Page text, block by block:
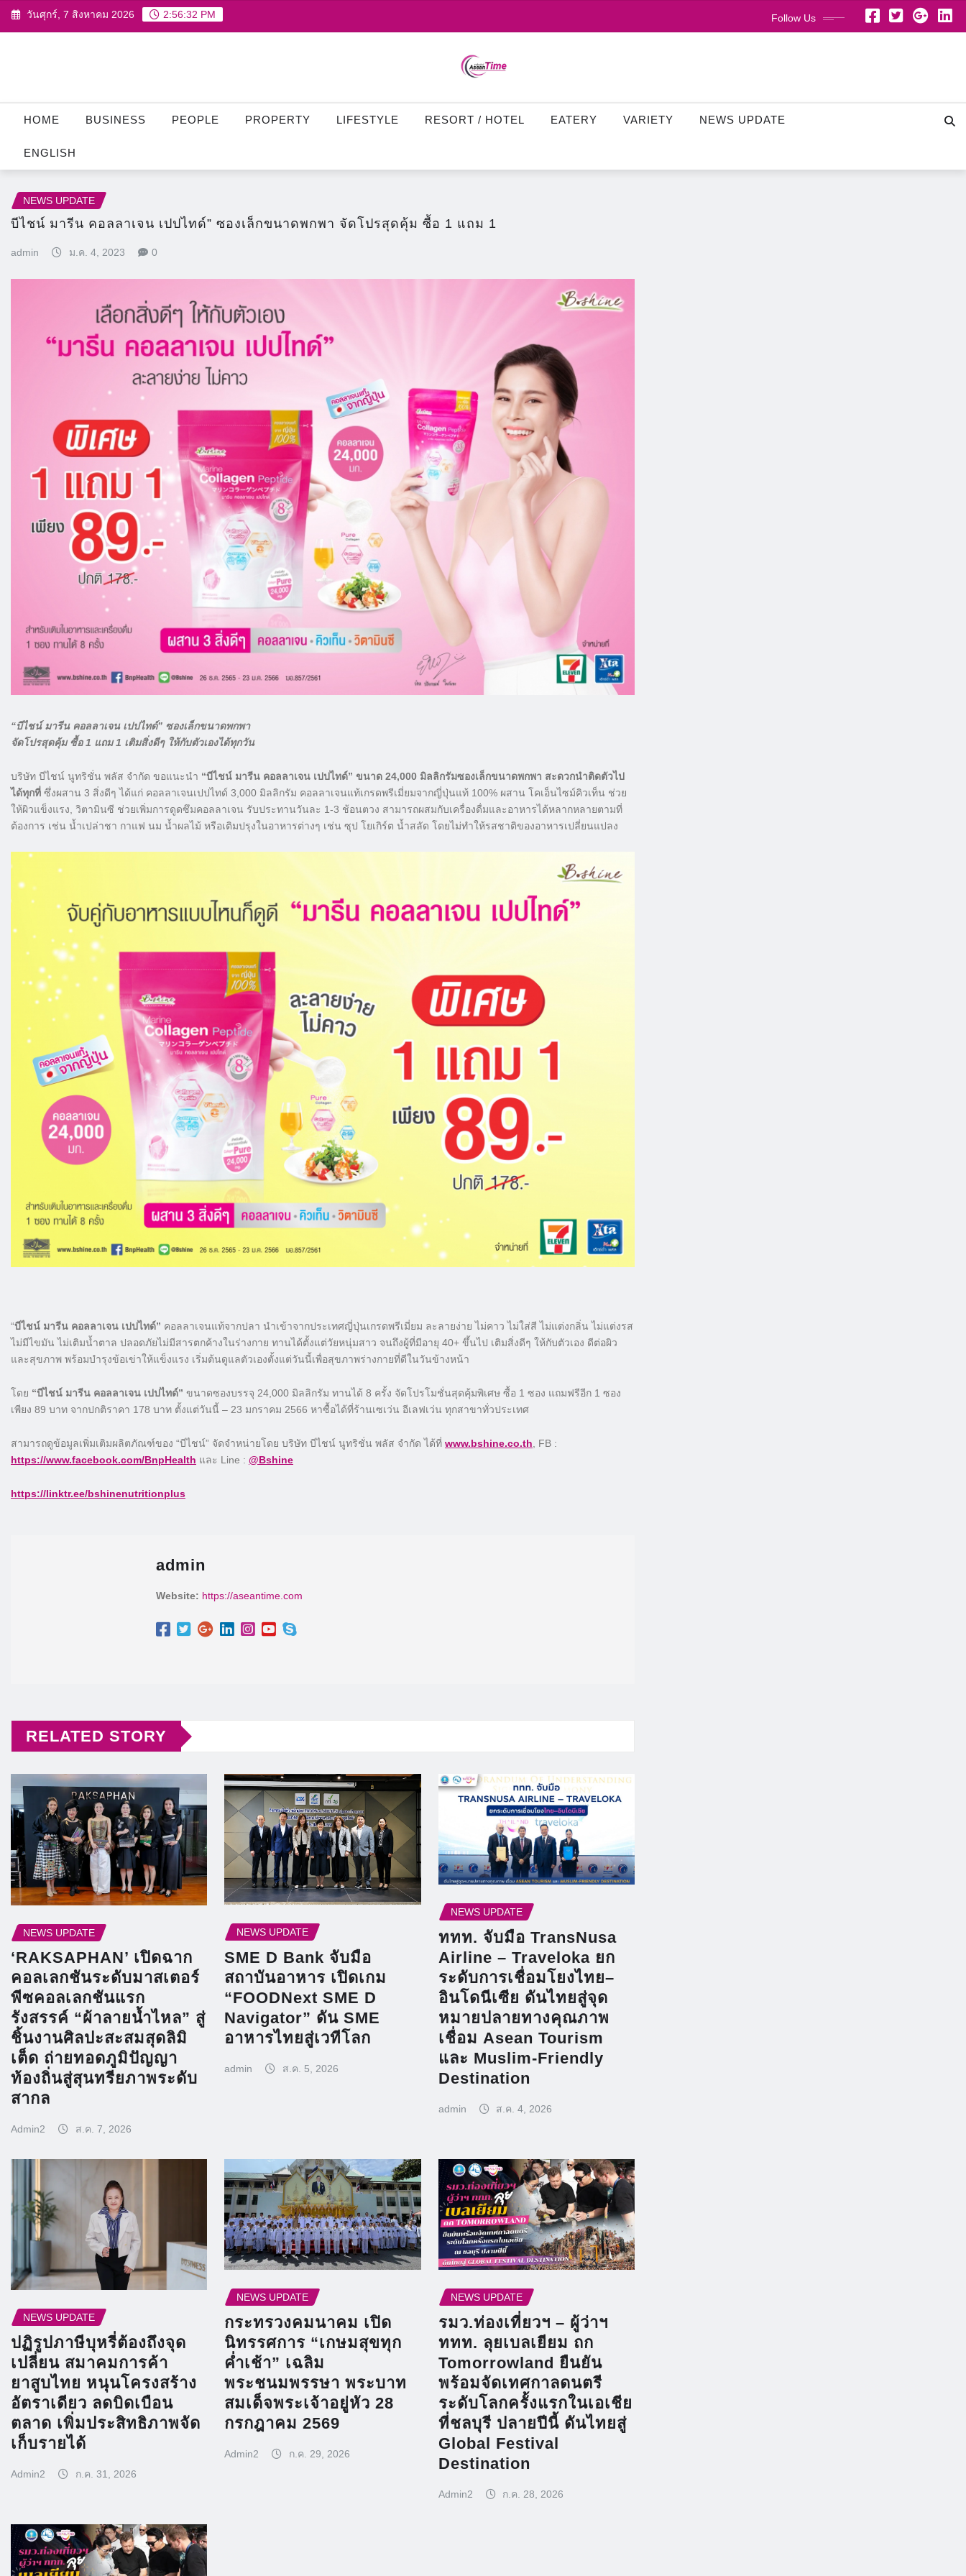
Skip วันศุกร์, 7 สิงหาคม 2026 2:56:34 PM Follow Us
HOME BUSINESS PEOPLE PROPERTY LIFESTYLE RESORT / HOTEL EATERY VARIETY NEWS UPDATE
ENGLISH
NEWS UPDATE
บีไชน์ มารีน คอลลาเจน เปปไทด์” ซองเล็กขนาดพกพา จัดโปรสุดคุ้ม ซื้อ 1 แถม 1
admin ม.ค. 4, 2023 0
“บีไชน์ มารีน คอลลาเจน เปปไทด์” ซองเล็กขนาดพกพา
จัดโปรสุดคุ้ม ซื้อ 1 แถม 1 เติมสิ่งดีๆ ให้กับตัวเองได้ทุกวัน
บริษัท บีไชน์ นูทริชั่น พลัส จำกัด ขอแนะนำ “บีไชน์ มารีน คอลลาเจน เปปไทด์” ขนาด 24,000 มิลลิกรัมซองเล็กขนาดพกพา สะดวกนำติดตัวไป
ได้ทุกที่ ซึ่งผสาน 3 สิ่งดีๆ ได้แก่ คอลลาเจนเปปไทด์ 3,000 มิลลิกรัม คอลลาเจนแท้เกรดพรีเมี่ยมจากญี่ปุ่นแท้ 100% ผสาน โคเอ็นไซม์คิวเท็น ช่วย
ให้ผิวแข็งแรง, วิตามินซี ช่วยเพิ่มการดูดซึมคอลลาเจน รับประทานวันละ 1-3 ช้อนตวง สามารถผสมกับเครื่องดื่มและอาหารได้หลากหลายตามที่
ต้องการ เช่น น้ำเปล่าชา กาแฟ นม น้ำผลไม้ หรือเติมปรุงในอาหารต่างๆ เช่น ซุป โยเกิร์ต น้ำสลัด โดยไม่ทำให้รสชาติของอาหารเปลี่ยนแปลง
“บีไชน์ มารีน คอลลาเจน เปปไทด์” คอลลาเจนแท้จากปลา นำเข้าจากประเทศญี่ปุ่นเกรดพรีเมี่ยม ละลายง่าย ไม่คาว ไม่ใส่สี ไม่แต่งกลิ่น ไม่แต่งรส
ไม่มีไขมัน ไม่เติมน้ำตาล ปลอดภัยไม่มีสารตกค้างในร่างกาย ทานได้ตั้งแต่วัยหนุ่มสาว จนถึงผู้ที่มีอายุ 40+ ขึ้นไป เติมสิ่งดีๆ ให้กับตัวเอง ดีต่อผิว
และสุขภาพ พร้อมบำรุงข้อเข่าให้แข็งแรง เริ่มต้นดูแลตัวเองตั้งแต่วันนี้เพื่อสุขภาพร่างกายที่ดีในวันข้างหน้า
โดย “บีไชน์ มารีน คอลลาเจน เปปไทด์” ขนาดซองบรรจุ 24,000 มิลลิกรัม ทานได้ 8 ครั้ง จัดโปรโมชั่นสุดคุ้มพิเศษ ซื้อ 1 ซอง แถมฟรีอีก 1 ซอง
เพียง 89 บาท จากปกติราคา 178 บาท ตั้งแต่วันนี้ – 23 มกราคม 2566 หาซื้อได้ที่ร้านเซเว่น อีเลฟเว่น ทุกสาขาทั่วประเทศ
สามารถดูข้อมูลเพิ่มเติมผลิตภัณฑ์ของ “บีไชน์” จัดจำหน่ายโดย บริษัท บีไชน์ นูทริชั่น พลัส จำกัด ได้ที่ www.bshine.co.th, FB :
https://www.facebook.com/BnpHealth และ Line : @Bshine
https://linktr.ee/bshinenutritionplus
admin
Website: https://aseantime.com
RELATED STORY
NEWS UPDATE
‘RAKSAPHAN’ เปิดฉาก
คอลเลกชันระดับมาสเตอร์
พีซคอลเลกชันแรก
รังสรรค์ “ผ้าลายน้ำไหล” สู่
ชิ้นงานศิลปะสะสมสุดลิมิ
เต็ด ถ่ายทอดภูมิปัญญา
ท้องถิ่นสู่สุนทรียภาพระดับ
สากล
Admin2 ส.ค. 7, 2026
NEWS UPDATE
SME D Bank จับมือ
สถาบันอาหาร เปิดเกม
“FOODNext SME D
Navigator” ดัน SME
อาหารไทยสู่เวทีโลก
admin ส.ค. 5, 2026
NEWS UPDATE
ททท. จับมือ TransNusa
Airline – Traveloka ยก
ระดับการเชื่อมโยงไทย–
อินโดนีเซีย ดันไทยสู่จุด
หมายปลายทางคุณภาพ
เชื่อม Asean Tourism
และ Muslim-Friendly
Destination
admin ส.ค. 4, 2026
NEWS UPDATE
ปฏิรูปภาษีบุหรี่ต้องถึงจุด
เปลี่ยน สมาคมการค้า
ยาสูบไทย หนุนโครงสร้าง
อัตราเดียว ลดบิดเบือน
ตลาด เพิ่มประสิทธิภาพจัด
เก็บรายได้
Admin2 ก.ค. 31, 2026
NEWS UPDATE
กระทรวงคมนาคม เปิด
นิทรรศการ “เกษมสุขทุก
ค่ำเช้า” เฉลิม
พระชนมพรรษา พระบาท
สมเด็จพระเจ้าอยู่หัว 28
กรกฎาคม 2569
Admin2 ก.ค. 29, 2026
NEWS UPDATE
รมว.ท่องเที่ยวฯ – ผู้ว่าฯ
ททท. ลุยเบลเยียม ถก
Tomorrowland ยืนยัน
พร้อมจัดเทศกาลดนตรี
ระดับโลกครั้งแรกในเอเชีย
ที่ชลบุรี ปลายปีนี้ ดันไทยสู่
Global Festival
Destination
Admin2 ก.ค. 28, 2026